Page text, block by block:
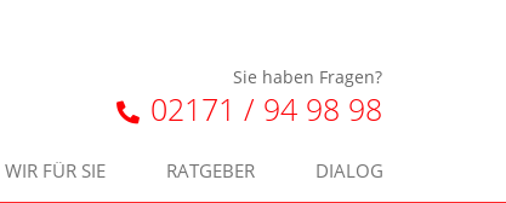
Sie haben Fragen?
02171 / 94 98 98
WIR FÜR SIE RATGEBER DIALOG